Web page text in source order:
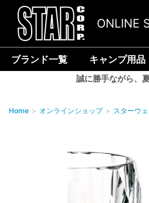
ONLINE
ブランド一覧 キャンプ用品
誠に勝手ながら、
Home ＞ オンラインショップ ＞ スターウ